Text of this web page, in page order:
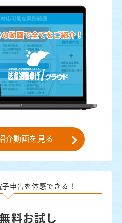
介動画を見る
子申告を体感できる！
料お試し